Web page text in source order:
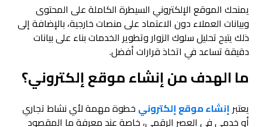
يمنحك الموقع الإلكتروني السيطرة الكاملة على المحتوى
وبيانات العملاء دون الاعتماد على منصات خارجية، بالإضافة إلى
ذلك يتيح تحليل سلوك الزوار وتطوير الخدمات بناء على بيانات
دقيقة تساعد في اتخاذ قرارات أفضل.
ما الهدف من إنشاء موقع إلكتروني؟
يعتبرإنشاء موقع إلكتروني خطوة مهمة لأي نشاط تجاري
أو خدمي في العصر الرقمي، خاصة عند معرفة ما المقصود